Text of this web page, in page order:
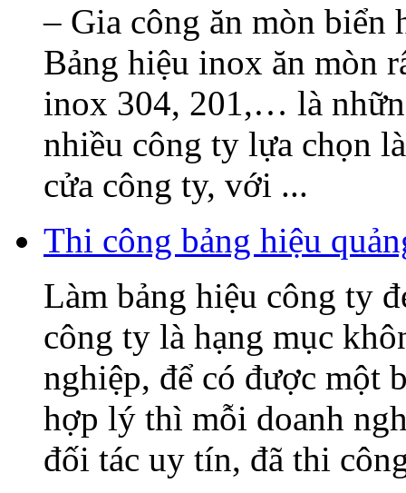
– Gia công ăn mòn biển
Bảng hiệu inox ăn mòn
inox 304, 201,… là
nhiều công ty lựa chọn
cửa công ty, với ...
Thi công bảng hiệu
Làm bảng hiệu công ty
công ty là hạng mục
nghiệp, để có được một
hợp lý thì mỗi doanh
đối tác uy tín, đã thi